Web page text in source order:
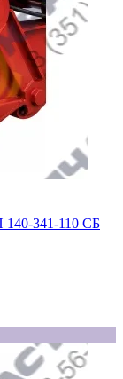
140-341-110 СБ